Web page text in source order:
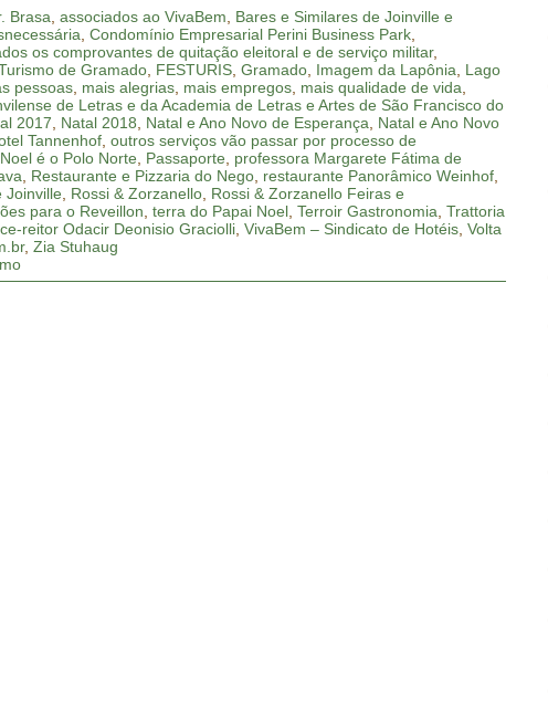
Brasa,associados ao VivaBem, Bares e Similares de Joinville e
,Condomínio Empresarial Perini Business Park,
os comprovantes de quitação eleitoral e de serviço militar,
de Gramado, FESTURIS,Gramado, Imagem da Lapônia, Lago
pessoas, mais alegrias, mais empregos, mais qualidade de vida,
de Letras e da Academia de Letras e Artes de São Francisco do
2017, Natal 2018, Natal e Ano Novo de Esperança, Natal e Ano Novo
Tannenhof,outros serviços vão passar por processo de
é o Polo Norte, Passaporte, professora Margarete Fátima de
, Restaurante e Pizzaria do Nego, restaurante Panorâmico Weinhof,
Joinville, Rossi & Zorzanello, Rossi & Zorzanello Feiras e
para o Reveillon,terra do Papai Noel,Terroir Gastronomia,Trattoria
reitor Odacir Deonisio Graciolli,VivaBem – Sindicato de Hotéis,Volta
,Zia Stuhaug